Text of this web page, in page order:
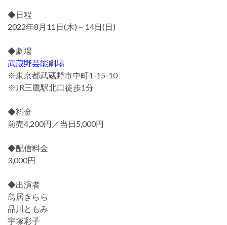
◆日程
2022年8月11日(木)～14日(日)
◆劇場
武蔵野芸能劇場
※東京都武蔵野市中町1-15-10
※JR三鷹駅北口徒歩1分
◆料金
前売4,200円／当日5,000円
◆配信料金
3,000円
◆出演者
鳥居きらら
品川ともみ
宇塚彩子